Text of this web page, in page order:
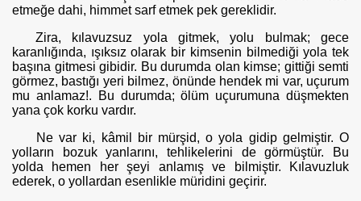
etmeğe dahi, him­met sarf etmek pek gereklidir.
Zira, kılavuzsuz yola gitmek, yolu bulmak; gece
karanlığında, ışıksız olarak bir kimsenin bilmediği yola tek
başına gitmesi gibidir. Bu durumda olan kimse; gittiği semti
görmez, bastığı yeri bilmez, önünde hendek mi var, uçurum
mu anlamaz!. Bu durumda; ölüm uçurumuna düşmekten
ya­na çok korku vardır.
Ne var ki, kâmil bir mürşid, o yola gidip gelmiştir. O
yolların bozuk yanlarını, tehlikelerini de görmüştür. Bu
yolda hemen her şeyi anlamış ve bilmiştir. Kılavuzluk
ederek, o yollardan esenlikle müridini geçirir.